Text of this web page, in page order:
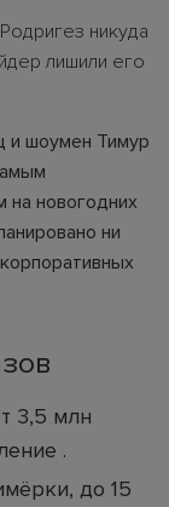
никуда
лишили его
и шоумен Тимур
на новогодних
ни
3,5 млн
.
до 15